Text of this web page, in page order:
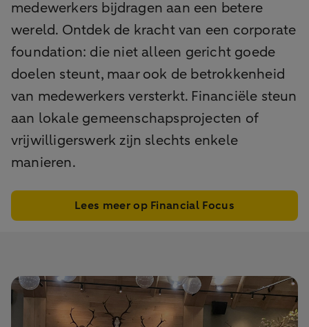
medewerkers bijdragen aan een betere
wereld. Ontdek de kracht van een corporate
foundation: die niet alleen gericht goede
doelen steunt, maar ook de betrokkenheid
van medewerkers versterkt. Financiële steun
aan lokale gemeenschapsprojecten of
vrijwilligerswerk zijn slechts enkele
manieren.
Lees meer op Financial Focus